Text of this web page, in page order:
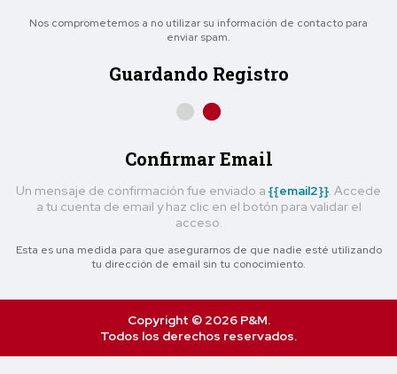
Nos comprometemos a no utilizar su información de contacto para
enviar spam.
Guardando Registro
Confirmar Email
Un mensaje de confirmación fue enviado a {{email2}} . Accede
a tu cuenta de email y haz clic en el botón para validar el
acceso.
Esta es una medida para que asegurarnos de que nadie esté utilizando
tu dirección de email sin tu conocimiento.
Copyright © 2026 P&M.
Todos los derechos reservados.